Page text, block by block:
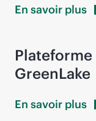
En savoir plus
GreenLake
En savoir plus